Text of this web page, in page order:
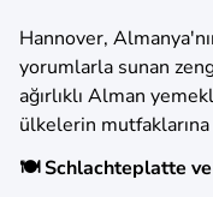
Hannover,
yorumlarla sunan
ağırlıklı Alman
ülkelerin
🍽️ Schlachteplatte